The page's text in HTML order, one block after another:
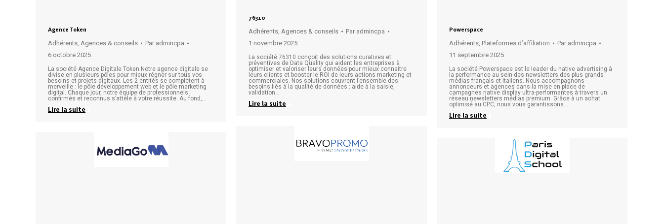
76310
Adhérents, Agences & conseils Par admincpa
1 novembre 2025
La société 76310 conçoit des solutions curatives et
préventives de Data Quality qui aident les entreprises à
optimiser et valoriser leurs données pour mieux connaître
leurs clients et booster le ROI de leurs actions marketing et
commerciales. Nos solutions couvrent l’ensemble des
besoins liés à la qualité de données : aide à la saisie,
validation…
Lire la suite
Agence Token
Adhérents, Agences & conseils Par admincpa
6 octobre 2025
La société Agence Digitale Token Notre agence digitale se
divise en plusieurs pôles pour mieux régner sur tous vos
besoins et projets digitaux. Les 2 entités se complètent à
merveille : le pôle développement web et le pôle marketing
digital. Chaque jour, notre équipe de professionnels
confirmés et reconnus s’attèle à votre réussite. Au fond,…
Lire la suite
Powerspace
Adhérents, Plateformes d’affiliation Par admincpa
11 septembre 2025
La société Powerspace est le leader du native advertising à
la performance au sein des newsletters des plus grands
médias français et italiens. Nous accompagnons
annonceurs et agences dans la mise en place de
campagnes native display ultra-performantes à travers un
réseau newsletters médias premium. Grâce à un achat
optimisé au CPC, nous vous garantissons…
Lire la suite